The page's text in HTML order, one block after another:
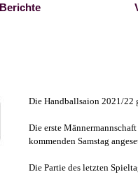
Berichte
Die Handballsaion 2021/22
Die erste
kommenden Samstag
Die Partie des letzten